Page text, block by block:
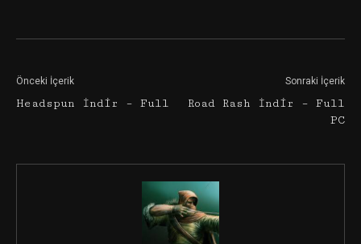
Önceki İçerik
Headspun İndir – Full
Sonraki İçerik
Road Rash İndir – Full
PC